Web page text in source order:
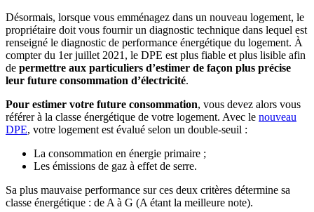
Désormais, lorsque vous emménagez dans un nouveau logement, le
propriétaire doit vous fournir un diagnostic technique dans lequel est
renseigné le diagnostic de performance énergétique du logement. À
compter du 1erjuillet 2021, le DPE est plus fiable et plus lisible afin
de permettre aux particuliers d’estimer de façon plus précise
leur future consommation d’électricité.
Pour estimer votre future consommation, vous devez alors vous
référer à la classe énergétique de votre logement. Avec le nouveau
DPE, votre logement est évalué selon un double-seuil :
La consommation en énergie primaire ;
Les émissions de gaz à effet de serre.
Sa plus mauvaise performance sur ces deux critères détermine sa
classe énergétique : de A à G (A étant la meilleure note).